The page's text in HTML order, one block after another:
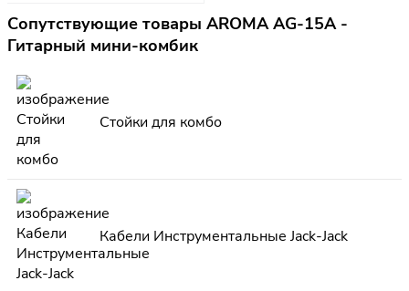
Сопутствующие товары AROMA AG-15A -
Гитарный мини-комбик
Стойки для комбо
Кабели Инструментальные Jack-Jack